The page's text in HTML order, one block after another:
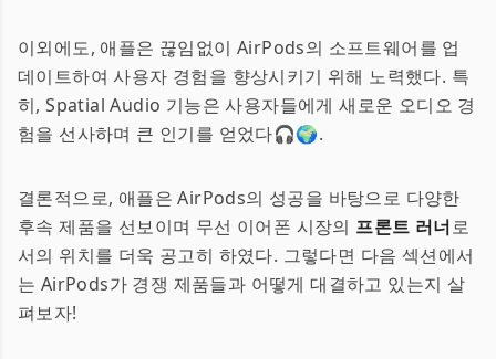
이외에도, 애플은 끊임없이 AirPods의 소프트웨어를 업
데이트하여 사용자 경험을 향상시키기 위해 노력했다. 특
히, Spatial Audio 기능은 사용자들에게 새로운 오디오 경
험을 선사하며 큰 인기를 얻었다🎧🌍.
결론적으로, 애플은 AirPods의 성공을 바탕으로 다양한
후속 제품을 선보이며 무선 이어폰 시장의 프론트 러너로
서의 위치를 더욱 공고히 하였다. 그렇다면 다음 섹션에서
는 AirPods가 경쟁 제품들과 어떻게 대결하고 있는지 살
펴보자!